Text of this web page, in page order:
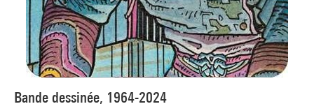
Bande dessinée, 1964-2024